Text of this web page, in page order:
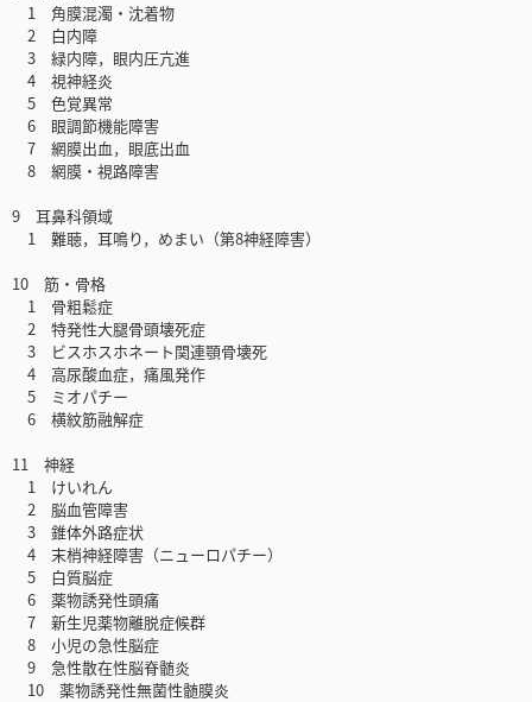
1 角膜混濁・沈着物
2 白内障
3 緑内障，眼内圧亢進
4 視神経炎
5 色覚異常
6 眼調節機能障害
7 網膜出血，眼底出血
8 網膜・視路障害
9 耳鼻科領域
1 難聴，耳鳴り，めまい（第8神経障害）
10 筋・骨格
1 骨粗鬆症
2 特発性大腿骨頭壊死症
3 ビスホスホネート関連顎骨壊死
4 高尿酸血症，痛風発作
5 ミオパチー
6 横紋筋融解症
11 神経
1 けいれん
2 脳血管障害
3 錐体外路症状
4 末梢神経障害（ニューロパチー）
5 白質脳症
6 薬物誘発性頭痛
7 新生児薬物離脱症候群
8 小児の急性脳症
9 急性散在性脳脊髄炎
10 薬物誘発性無菌性髄膜炎